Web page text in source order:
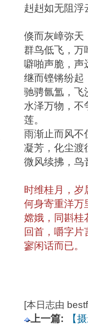
赳赳如无阻浮
倏而灰嶂弥天
群鸟低飞，万
噼啪声脆，声
继而铿锵纷起
驰骋氤氲，飞
水泽万物，不
莲。
雨渐止而风不
凝芳，化尘渡
微风续拂，鸟
时维桂月，岁
何身寄重洋万
嫦娥，同斟桂
回首，嚼字
寥闲话而已。
[本日志由
上一篇:
【